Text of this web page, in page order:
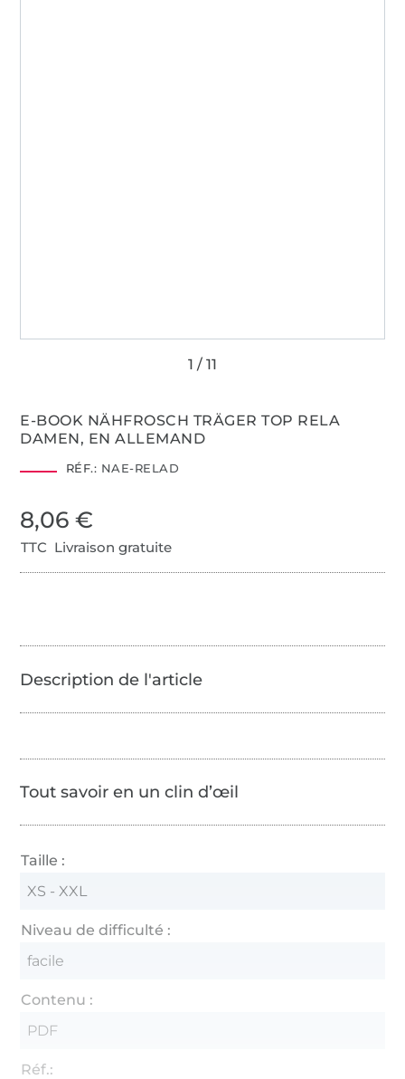
E-BOOK NÄHFROSCH TRÄGER TOP RELA
DAMEN, EN ALLEMAND
RÉF.: NAE-RELAD
8,06 €
TTC Livraison gratuite
Tout savoir en un clin d’œil
Taille :
XS - XXL
Niveau de difficulté :
facile
Contenu :
PDF
Réf.: